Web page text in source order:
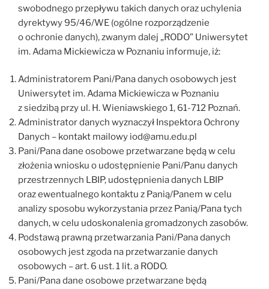
swobodnego przepływu takich danych oraz uchylenia
dyrektywy 95/46/WE (ogólne rozporządzenie
o ochronie danych), zwanym dalej „RODO” Uniwersytet
im. Adama Mickiewicza w Poznaniu informuje, iż:
Administratorem Pani/Pana danych osobowych jest
Uniwersytet im. Adama Mickiewicza w Poznaniu
z siedzibą przy ul. H. Wieniawskiego 1, 61-712 Poznań.
Administrator danych wyznaczył Inspektora Ochrony
Danych – kontakt mailowy iod@amu.edu.pl
Pani/Pana dane osobowe przetwarzane będą w celu
złożenia wniosku o udostępnienie Pani/Panu danych
przestrzennych LBIP, udostępnienia danych LBIP
oraz ewentualnego kontaktu z Panią/Panem w celu
analizy sposobu wykorzystania przez Panią/Pana tych
danych, w celu udoskonalenia gromadzonych zasobów.
Podstawą prawną przetwarzania Pani/Pana danych
osobowych jest zgoda na przetwarzanie danych
osobowych – art. 6 ust. 1 lit. a RODO.
Pani/Pana dane osobowe przetwarzane będą